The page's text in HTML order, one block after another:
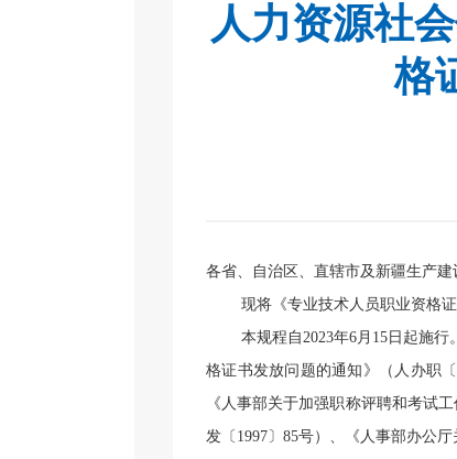
人力资源社
格
各省、自治区、直辖市及新疆生产
现将《专业技术人员职业资格
本规程 自2023年6月 15 日起施行
格证书发放问题的通知》（人办职〔
《人事部关于加强职称评聘和考试
发〔 1997 〕 85号）、《人事部办公